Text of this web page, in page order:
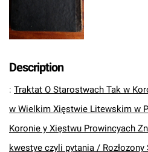
Description
: Traktat O Starostwach Tak w
w Wielkim Xięstwie Litewskim w
Koronie y Xięstwu Prowincyach
kwestye czyli pytania / Rozłozony